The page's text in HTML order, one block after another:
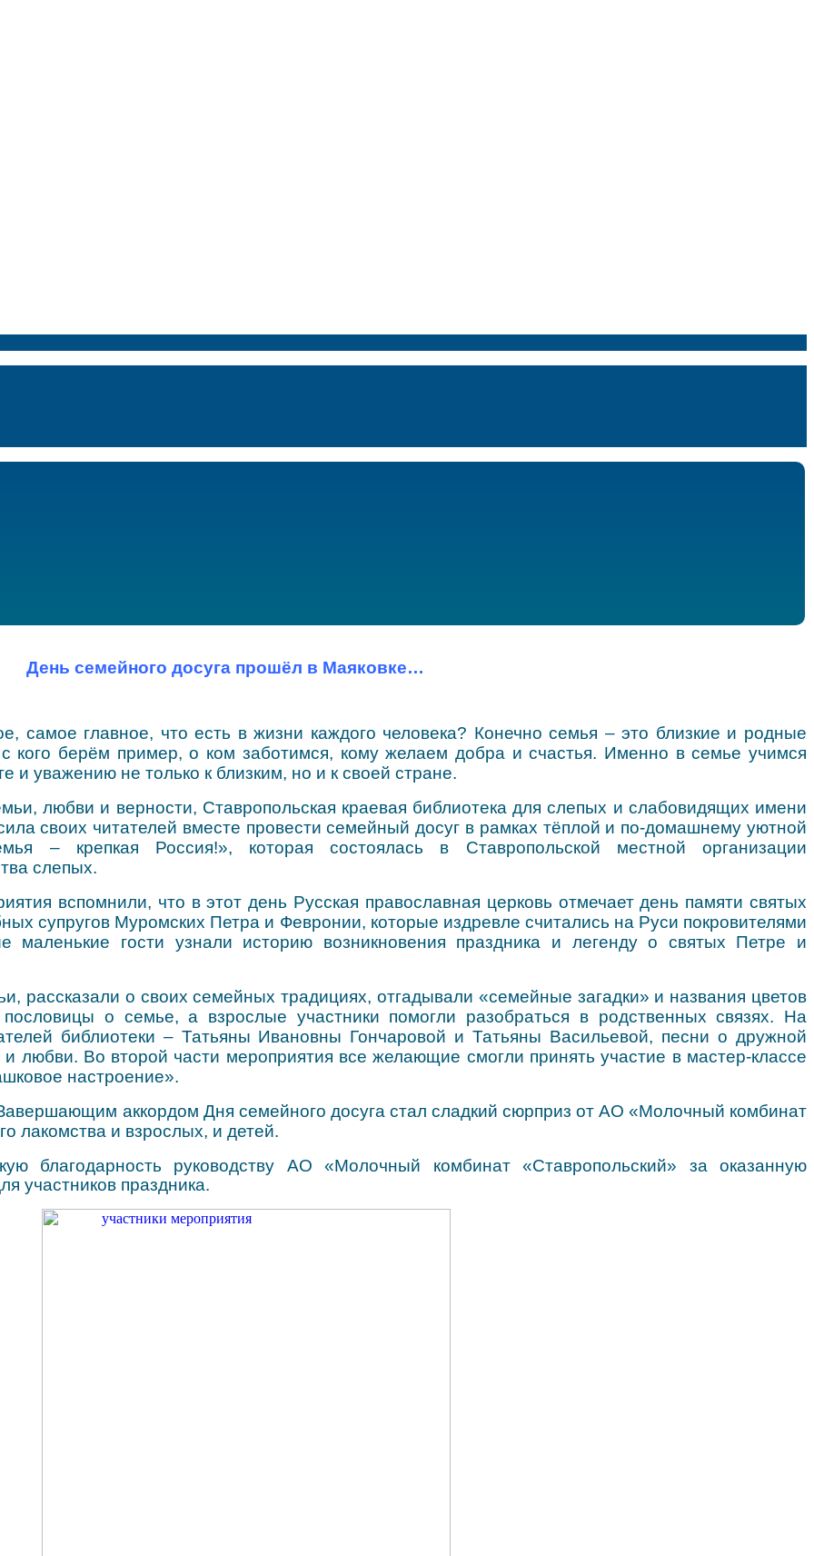
День семейного досуга прошёл в Маяковке…
самое главное, что есть в жизни каждого человека? Конечно семья – это близкие и родные
кого берём пример, о ком заботимся, кому желаем добра и счастья. Именно в семье учимся
и уважению не только к близким, но и к своей стране.
любви и верности, Ставропольская краевая библиотека для слепых и слабовидящих имени
своих читателей вместе провести семейный досуг в рамках тёплой и по-домашнему уютной
– крепкая Россия!», которая состоялась в Ставропольской местной организации
слепых.
вспомнили, что в этот день Русская православная церковь отмечает день памяти святых
супругов Муромских Петра и Февронии, которые издревле считались на Руси покровителями
гости узнали историю возникновения праздника и легенду о святых Петре и
рассказали о своих семейных традициях, отгадывали «семейные загадки» и названия цветов
о семье, а взрослые участники помогли разобраться в родственных связях. На
библиотеки – Татьяны Ивановны Гончаровой и Татьяны Васильевой, песни о дружной
любви. Во второй части мероприятия все желающие смогли принять участие в мастер-классе
настроение».
аккордом Дня семейного досуга стал сладкий сюрприз от АО «Молочный комбинат
лакомства и взрослых, и детей.
благодарность руководству АО «Молочный комбинат «Ставропольский» за оказанную
участников праздника.